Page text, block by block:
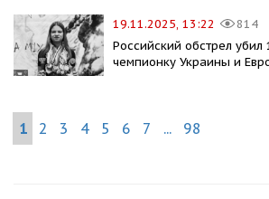
19.11.2025, 13:22
814
Российский обстрел
чемпионку Украины и
1 2 3 4 5 6 7 ... 98